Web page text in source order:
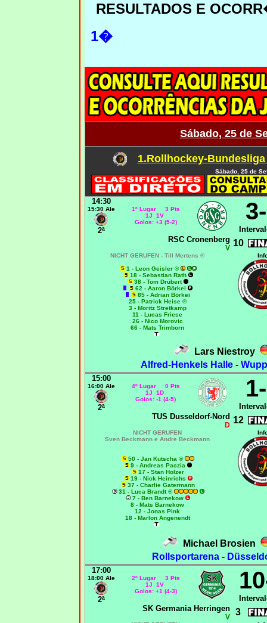
RESULTADOS E
1�
Sábado, 25 de
1.Rollhockey-Bundesliga
Sábado, 25 de
14:30
15:30 Ale
2ª
1º Lugar 3 Pts
1J 1V
Golos: +3 (5-2)
RSC Cronenberg
V 10
NICHT GERUFEN - Till Mertens ®
1 - Leon Geisler ®
18 - Sebastian Rath
38 - Tom Drübert
62 - Aaron Börkei
85 - Adrian Börkei
25 - Patrick Heise ®
3 - Moritz Stretkamp
11 - Lucas Friese
26 - Nico Morovic
66 - Mats Trimborn
Lars Niestroy
Alfred-Henkels Halle -
15:00
16:00 Ale
2ª
4º Lugar 0 Pts
1J 1D
Golos: -1 (4-5)
TUS Dusseldorf-Nord
D 12
NICHT GERUFEN
Sven Beckmann e Andre Beckmann
50 - Jan Kutscha ®
9 - Andreas Paczia
17 - Stan Holzer
19 - Nick Heinrichs
37 - Charlie Gatermann
31 - Luca Brandt ®
7 - Ben Barnekow
8 - Mats Barnekow
12 - Jonas Pink
18 - Marlon Angenendt
Michael Brosien
Rollsportarena -
17:00
18:00 Ale
2ª
2º Lugar 3 Pts
1J 1V
Golos: +1 (4-3)
SK Germania Herringen
V 3